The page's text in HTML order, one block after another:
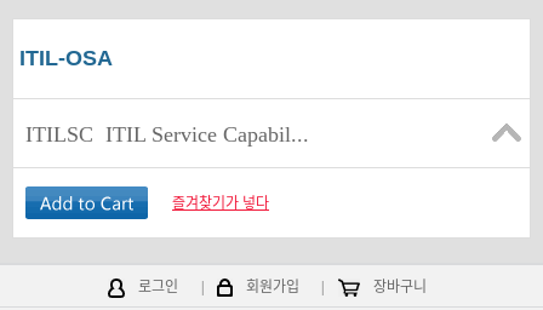
ITIL-OSA
ITILSC ITIL Service Capabil...
즐겨찾기가 넣다
로그인 회원가입 장바구니